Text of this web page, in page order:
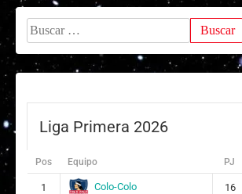
Buscar:
Liga Primera 2026
Pos Equipo PJ
1 Colo-Colo 16